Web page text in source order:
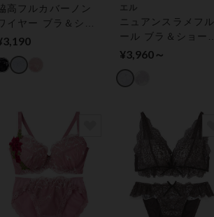
高フルカバーノン
イヤー ブラ＆ショ
ツ
エル
ニュアンスラメフル
ール ブラ＆ショーツ
セット
¥3,960～